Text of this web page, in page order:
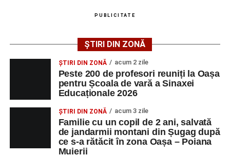
AGENT OCUPAŢIA
NR.
NR.
Technology Srl
OPERATOR LA
MASINI-UNELTE
NUMERICA
1 0752826367
PUBLICITATE
ȘTIRI DIN ZONĂ
ȘTIRI DIN ZONĂ acum 2 zile
Peste 200 de profesori reuniți la Oașa
pentru Școala de vară a Sinaxei
Educaționale 2026
ȘTIRI DIN ZONĂ acum 3 zile
Familie cu un copil de 2 ani, salvată
de jandarmii montani din Șugag după
ce s-a rătăcit în zona Oașa – Poiana
Muierii